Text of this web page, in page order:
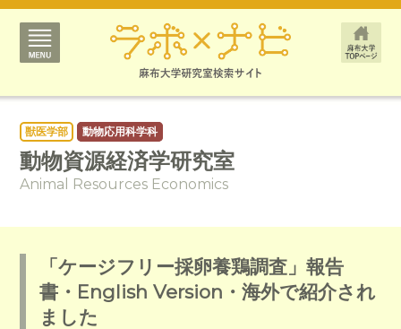
獣医学部 動物応用科学科
動物資源経済学研究室
Animal Resources Economics
「ケージフリー採卵養鶏調査」報告
書・English Version・海外で紹介され
ました